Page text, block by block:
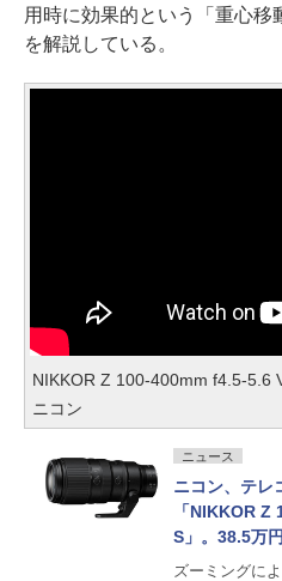
用時に効果的という「重心移
を解説している。
NIKKOR Z 100-400mm f4.5-5.6
ニコン
ニュース
ニコン、テレ
「NIKKOR
S」。38.5万円
ズーミングに